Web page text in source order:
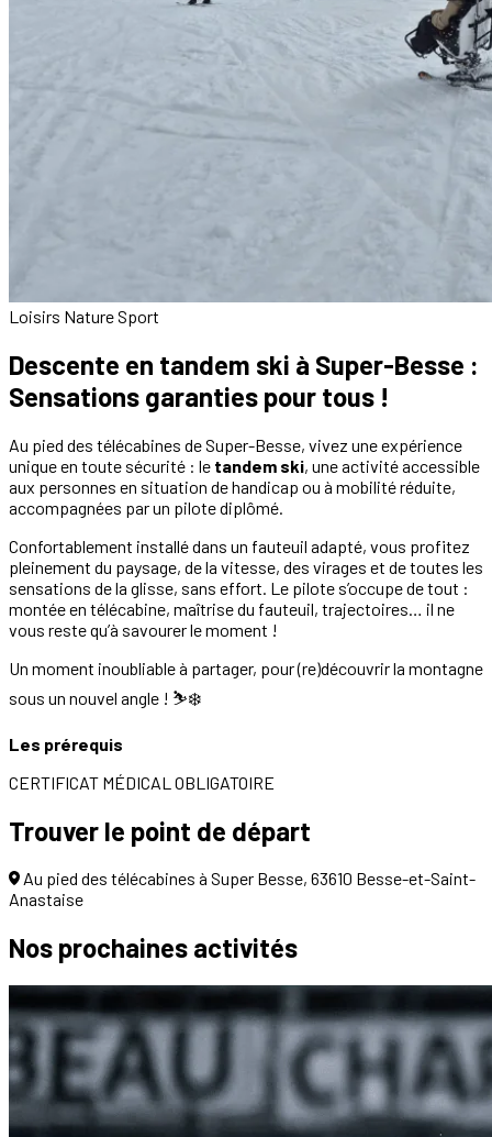
Loisirs NatureSport
Descente en tandem ski à Super-Besse :
Sensations garanties pour tous !
Au pied des télécabines de Super-Besse, vivez une expérience
unique en toute sécurité : le tandem ski, une activité accessible
aux personnes en situation de handicap ou à mobilité réduite,
accompagnées par un pilote diplômé.
Confortablement installé dans un fauteuil adapté, vous profitez
pleinement du paysage, de la vitesse, des virages et de toutes les
sensations de la glisse, sans effort. Le pilote s’occupe de tout :
montée en télécabine, maîtrise du fauteuil, trajectoires… il ne
vous reste qu’à savourer le moment !
Un moment inoubliable à partager, pour (re)découvrir la montagne
sous un nouvel angle ! ⛷❄️
Les prérequis
CERTIFICAT MÉDICAL OBLIGATOIRE
Trouver le point de départ
Au pied des télécabines à Super Besse, 63610 Besse-et-Saint-
Anastaise
Nos prochaines activités